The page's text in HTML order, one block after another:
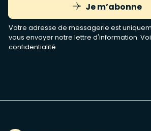
Je m’abonne
Votre adresse de messagerie est
vous envoyer notre lettre d'information.
confidentialité.